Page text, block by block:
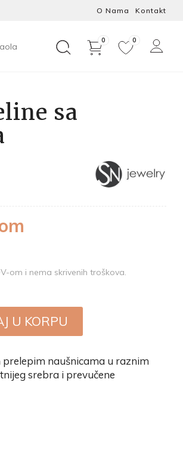
O Nama Kontakt
0 0
sa
om i nema skrivenih troškova.
U KORPU
naušnicama u raznim
srebra i prevučene